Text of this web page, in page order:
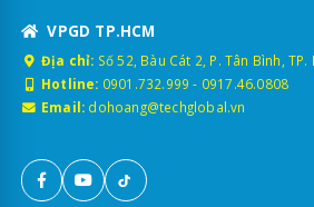
VPGD TP.HCM
Địa chỉ: Số 52, Bàu Cát 2, P. Tân Bình, TP.
Hotline: 0901.732.999 - 0917.46.0808
Email: dohoang@techglobal.vn